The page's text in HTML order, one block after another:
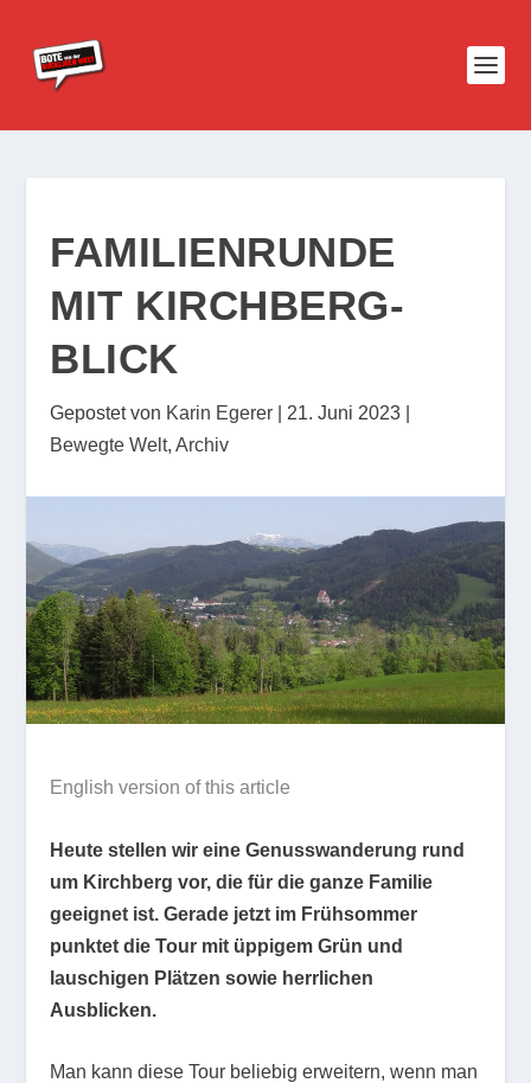
FAMILIENRUNDE
MIT KIRCHBERG-
BLICK
Gepostet von Karin Egerer 21. Juni 2023
Bewegte Welt,Archiv
English version of this article
Heute stellen wir eine Genusswanderung rund
um Kirchberg vor, die für die ganze Familie
geeignet ist. Gerade jetzt im Frühsommer
punktet die Tour mit üppigem Grün und
lauschigen Plätzen sowie herrlichen
Ausblicken.
Man kann diese Tour beliebig erweitern, wenn man